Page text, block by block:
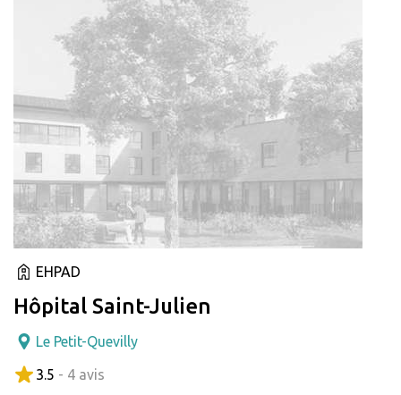
EHPAD
Hôpital Saint-Julien
Le Petit-Quevilly
3.5 - 4 avis